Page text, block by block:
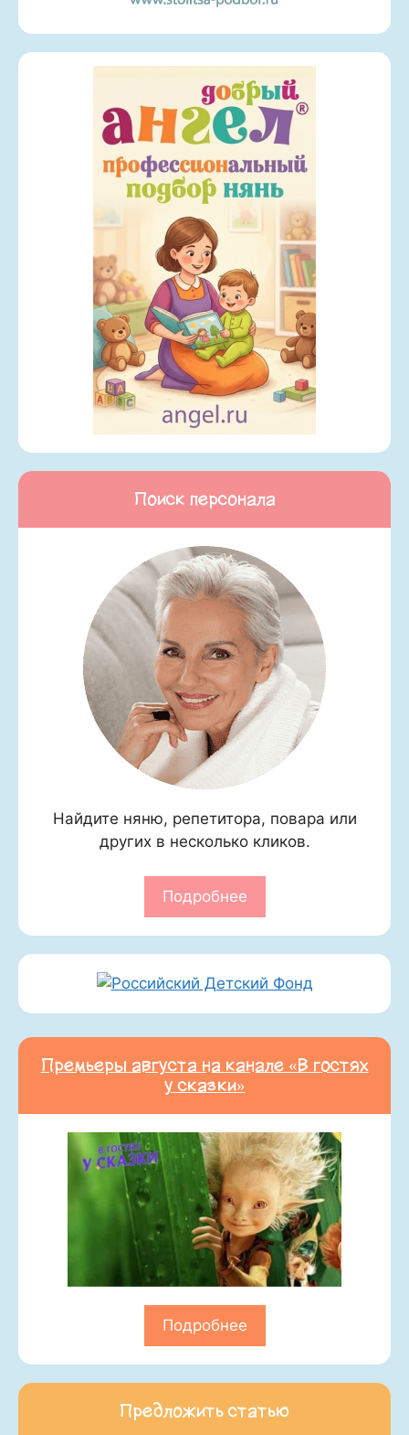
Поиск персонала
Найдите няню, репетитора, повара или
других в несколько кликов.
Подробнее
Премьеры августа на канале «В гостях
у сказки»
Подробнее
Предложить статью